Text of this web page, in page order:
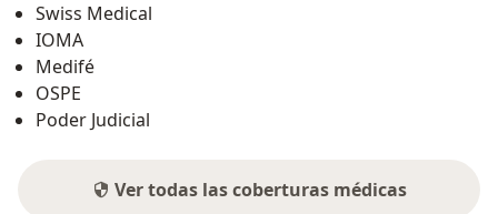
Swiss Medical
IOMA
Medifé
OSPE
Poder Judicial
Ver todas las coberturas médicas